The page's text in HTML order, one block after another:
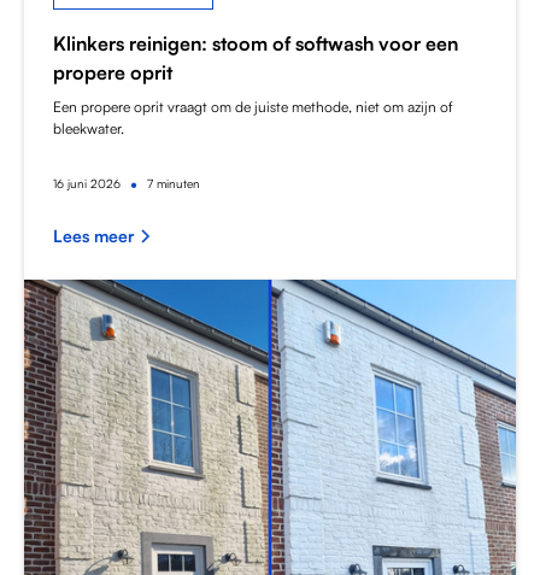
Klinkers reinigen: stoom of softwash voor een
propere oprit
Een propere oprit vraagt om de juiste methode, niet om azijn of
bleekwater.
16 juni 2026 • 7 minuten
Lees meer